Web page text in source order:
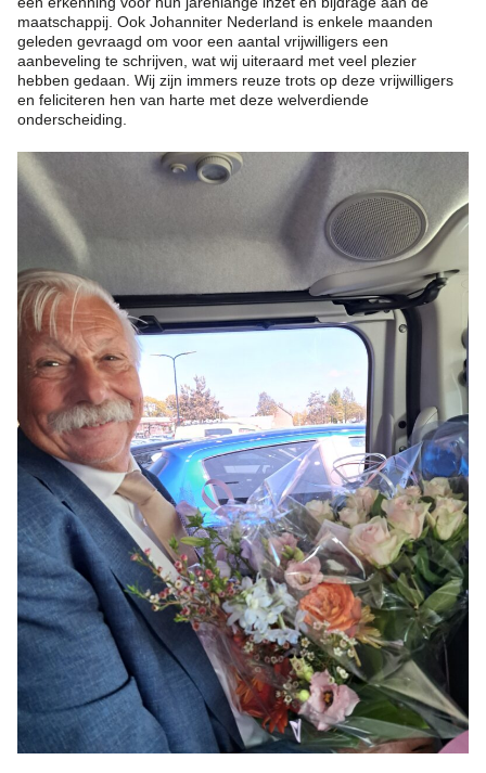
maatschappij. Ook Johanniter Nederland is enkele maanden
geleden gevraagd om voor een aantal vrijwilligers een
aanbeveling te schrijven, wat wij uiteraard met veel plezier
hebben gedaan. Wij zijn immers reuze trots op deze vrijwilligers
en feliciteren hen van harte met deze welverdiende
onderscheiding.